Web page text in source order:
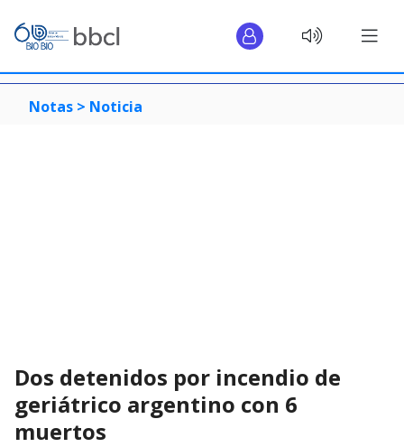
Notas > Noticia
Dos detenidos por incendio de
geriátrico argentino con 6
muertos